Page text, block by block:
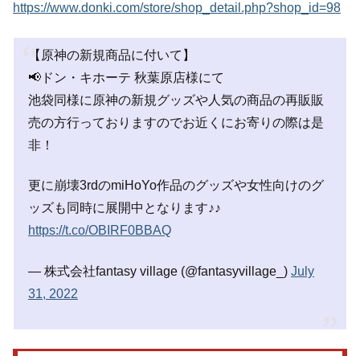
https://www.donki.com/store/shop_detail.php?shop_id=98
【原神の新規商品に付いて】
📢ドン・キホーテ 秋葉原店様にて
池袋同様に原神の新規グッズや人気の商品の再販販
売の方行っておりますのでお近くにお寄りの際は是
非！
更に崩壊3rdのmiHoYo作品のグッズや女性向けのグ
ッズも同時に展開中となります♪♪
https://t.co/OBIRF0BBAQ
— 株式会社fantasy village (@fantasyvillage_) July
31, 2022